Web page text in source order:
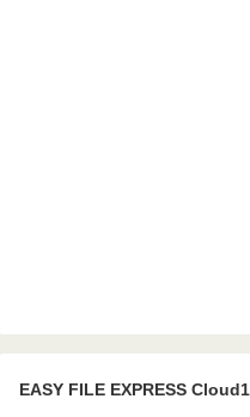
EASY FILE EXPRESS